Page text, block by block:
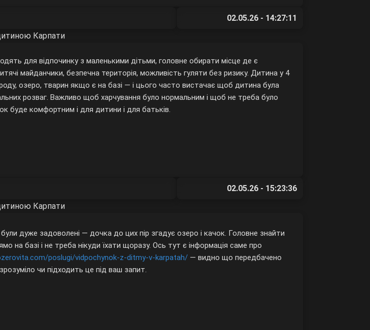
02.05.26 - 14:27:11
Карпати
для відпочинку з маленькими дітьми, головне обирати місце де є
майданчики, безпечна територія, можливість гуляти без ризику. Дитина у 4
озеро, тварин якщо є на базі — і цього часто вистачає щоб дитина була
розваг. Важливо щоб харчування було нормальним і щоб не треба було
буде комфортним і для дитини і для батьків.
02.05.26 - 15:23:36
Карпати
дуже задоволені — дочка до цих пір згадує озеро і качок. Головне знайти
на базі і не треба нікуди їхати щоразу. Ось тут є інформація саме про
poslugi/vidpochynok-z-ditmy-v-karpatah/— видно що передбачено
чи підходить це під ваш запит.